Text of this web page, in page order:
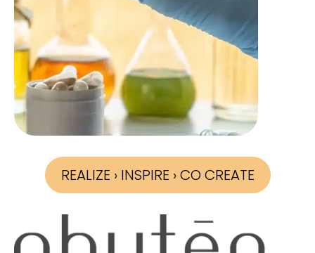
REALIZE › INSPIRE › CO CREATE